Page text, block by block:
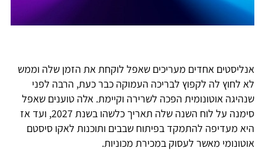
אנליסטים אחדים מעריכים שאפל לוקחת את הזמן שלה וממש
לא לחוץ לה לקפוץ לבריכה העמוקה כבר כעת, הרבה לפני
שנהיגה אוטונומית הפכה לשרירה וקיימת. אלה טוענים שאפל
סימנה על לוח השנה שלה תאריך כלשהו בשנת 2027, ועד אז
היא מעדיפה להתמקד בפיתוח שבבים ותוכנות לאקו סיסטם
אוטונומי מאשר לעסוק במכירת מכוניות.